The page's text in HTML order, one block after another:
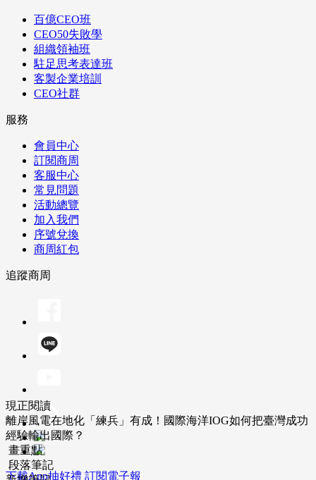
百億CEO班
CEO50失敗學
組織領袖班
駐足思考表達班
客製企業培訓
CEO社群
服務
會員中心
訂閱商周
客服中心
常見問題
活動總覽
加入我們
序號兌換
商周紅包
追蹤商周
下載App抽好禮 訂閱電子報
現正閱讀
離岸風電在地化「練兵」有成！國際海洋IOG如何把臺灣成功
經驗輸出國際？
畫重點
段落筆記